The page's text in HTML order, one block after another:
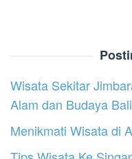
Wisata Sekitar
Alam dan Budaya Bali
Menikmati Wisata di